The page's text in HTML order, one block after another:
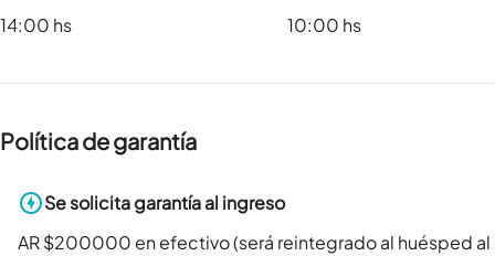
14:00 hs
10:00 hs
Política de garantía
Se solicita garantía al ingreso
AR $200000 en efectivo (será reintegrado al huésped al